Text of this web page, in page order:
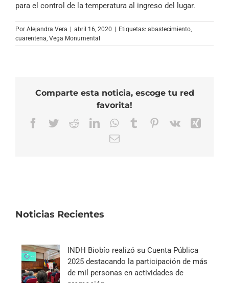
para el control de la temperatura al ingreso del lugar.
Por Alejandra Vera abril 16, 2020 Etiquetas: abastecimiento,
cuarentena, Vega Monumental
Comparte esta noticia, escoge tu red
favorita!
Facebook
TwitterRedditLinkedInWhatsApp
TumblrPinterest
Vk
Correo
Noticias Recientes
INDH Biobío realizó su Cuenta Pública
2025 destacando la participación de más
de mil personas en actividades de